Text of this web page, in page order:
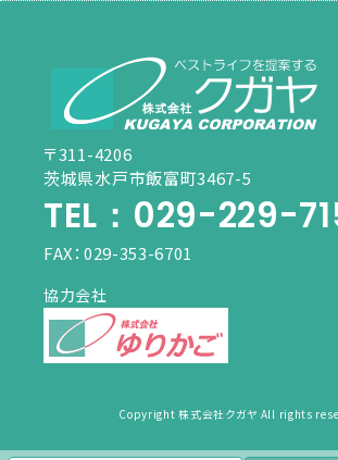
〒311-4206
茨城県水戸市飯富町3467-5
TEL：029-229-
FAX：029-353-6701
協力会社
Copyright 株式会社クガヤ All rights